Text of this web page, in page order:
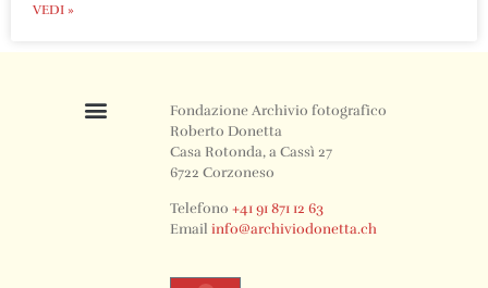
VEDI »
Fondazione Archivio fotografico
Roberto Donetta
Casa Rotonda, a Cassì 27
6722 Corzoneso
Telefono+41 91 871 12 63
Emailinfo@archiviodonetta.ch